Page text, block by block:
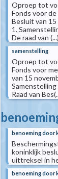
Oproep tot
Fonds voor
Besluit van
1.
De raad van (...)
samenstelling
Oproep tot
Fonds voor
van 15
Raad van
benoeming door
koninklijk
uittreksel in
benoeming door